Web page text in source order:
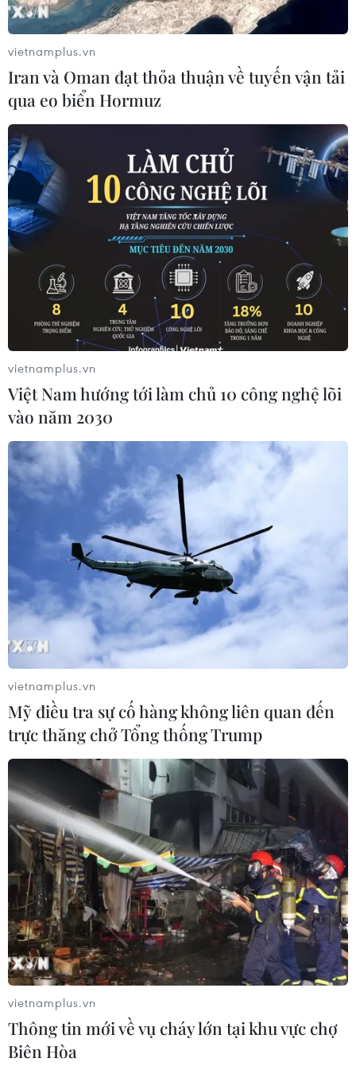
Australia: Bé trai 3 tuổi thiệt mạng do bị
bỏ quên trên xe buýt
25/02/2020 14:25
Người quản lý của một trung tâm giáo dục trẻ em tại
thành phố Cairns, Australia và một nữ giáo viên đã bị
buộc tội ngộ sát sau khi bỏ quên bé trai 3 tuổi trên xe
hơn 6 giờ đồng hồ khiến em tử vong.
vietnamplus.vn
Iran và Oman đạt thỏa thuận về tuyến vận tải
qua eo biển Hormuz
vietnamplus.vn
Việt Nam hướng tới làm chủ 10 công nghệ lõi
vào năm 2030
vietnamplus.vn
Mỹ điều tra sự cố hàng không liên quan đến
trực thăng chở Tổng thống Trump
vietnamplus.vn
Thông tin mới về vụ cháy lớn tại khu vực chợ
Biên Hòa